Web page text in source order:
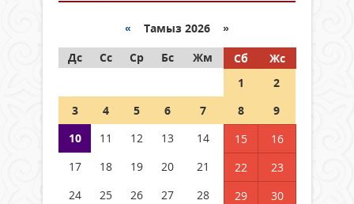
« Тамыз 2026 »
Дс
Сс Ср Бс Жм Сб
Жс
1
2
3
4 5 6 7 8
9
10
11 12 13 14 15
16
17
18 19 20 21 22
23
24
25 26 27 28 29
30